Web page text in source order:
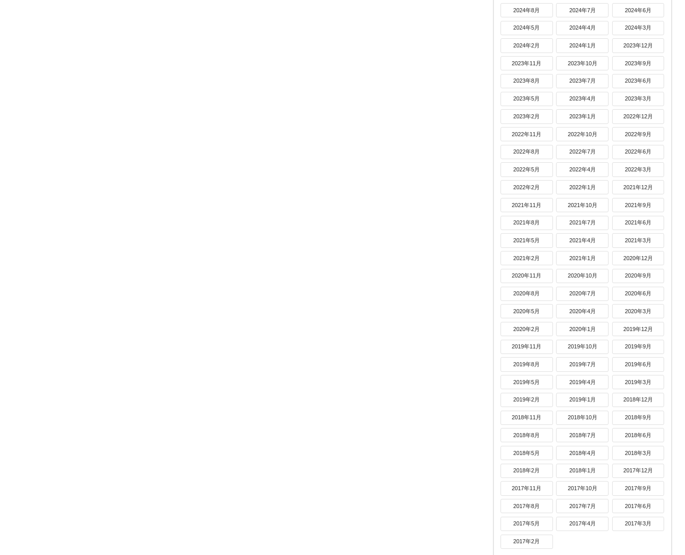
2024年8月 2024年7月 2024年6月
2024年5月 2024年4月 2024年3月
2024年2月 2024年1月 2023年12月
2023年11月 2023年10月 2023年9月
2023年8月 2023年7月 2023年6月
2023年5月 2023年4月 2023年3月
2023年2月 2023年1月 2022年12月
2022年11月 2022年10月 2022年9月
2022年8月 2022年7月 2022年6月
2022年5月 2022年4月 2022年3月
2022年2月 2022年1月 2021年12月
2021年11月 2021年10月 2021年9月
2021年8月 2021年7月 2021年6月
2021年5月 2021年4月 2021年3月
2021年2月 2021年1月 2020年12月
2020年11月 2020年10月 2020年9月
2020年8月 2020年7月 2020年6月
2020年5月 2020年4月 2020年3月
2020年2月 2020年1月 2019年12月
2019年11月 2019年10月 2019年9月
2019年8月 2019年7月 2019年6月
2019年5月 2019年4月 2019年3月
2019年2月 2019年1月 2018年12月
2018年11月 2018年10月 2018年9月
2018年8月 2018年7月 2018年6月
2018年5月 2018年4月 2018年3月
2018年2月 2018年1月 2017年12月
2017年11月 2017年10月 2017年9月
2017年8月 2017年7月 2017年6月
2017年5月 2017年4月 2017年3月
2017年2月